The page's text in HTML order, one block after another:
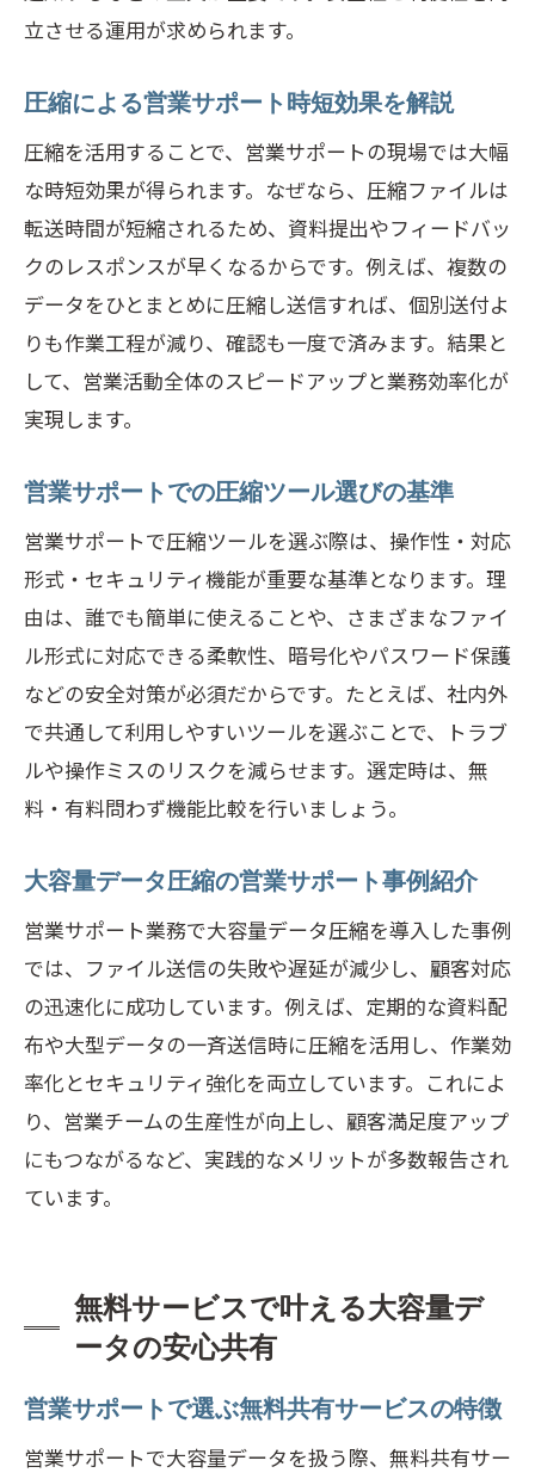
立させる運用が求められます。
圧縮による営業サポート時短効果を解説
圧縮を活用することで、営業サポートの現場では大幅
な時短効果が得られます。なぜなら、圧縮ファイルは
転送時間が短縮されるため、資料提出やフィードバッ
クのレスポンスが早くなるからです。例えば、複数の
データをひとまとめに圧縮し送信すれば、個別送付よ
りも作業工程が減り、確認も一度で済みます。結果と
して、営業活動全体のスピードアップと業務効率化が
実現します。
営業サポートでの圧縮ツール選びの基準
営業サポートで圧縮ツールを選ぶ際は、操作性・対応
形式・セキュリティ機能が重要な基準となります。理
由は、誰でも簡単に使えることや、さまざまなファイ
ル形式に対応できる柔軟性、暗号化やパスワード保護
などの安全対策が必須だからです。たとえば、社内外
で共通して利用しやすいツールを選ぶことで、トラブ
ルや操作ミスのリスクを減らせます。選定時は、無
料・有料問わず機能比較を行いましょう。
大容量データ圧縮の営業サポート事例紹介
営業サポート業務で大容量データ圧縮を導入した事例
では、ファイル送信の失敗や遅延が減少し、顧客対応
の迅速化に成功しています。例えば、定期的な資料配
布や大型データの一斉送信時に圧縮を活用し、作業効
率化とセキュリティ強化を両立しています。これによ
り、営業チームの生産性が向上し、顧客満足度アップ
にもつながるなど、実践的なメリットが多数報告され
ています。
無料サービスで叶える大容量デ
ータの安心共有
営業サポートで選ぶ無料共有サービスの特徴
営業サポートで大容量データを扱う際、無料共有サー